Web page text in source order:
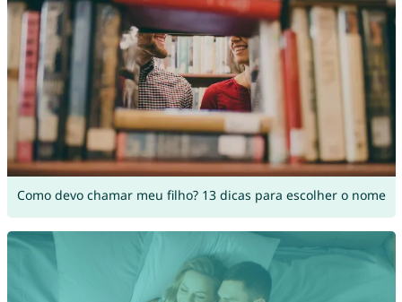
Como devo chamar meu filho? 13 dicas para escolher o nome